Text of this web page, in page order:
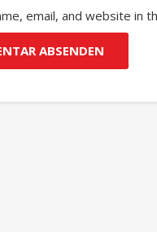
email, and website in
ABSENDEN